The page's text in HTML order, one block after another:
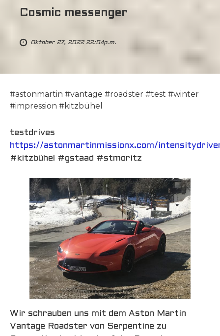
Cosmic messenger
Oktober 27, 2022 22:04p.m.
#astonmartin #vantage #roadster #test #winter
#impression #kitzbühel
testdrives
https://astonmartinmissionx.com/
#kitzbühel #gstaad #stmoritz
Wir schrauben uns mit dem Aston Martin
Vantage Roadster von Serpentine zu